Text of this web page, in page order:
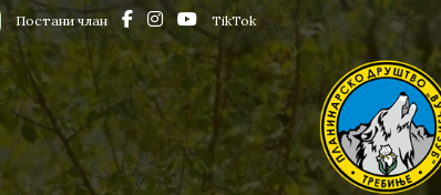
Постани члан TikTok